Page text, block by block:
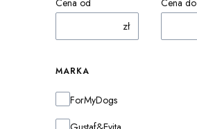
zł
MARKA
Marka
ForMyDogs